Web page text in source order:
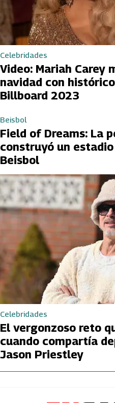
Celebridades
Video: Mariah Carey
navidad con
Billboard 2023
Beisbol
Field of Dreams: La
construyó un
Beisbol
Celebridades
El vergonzoso reto
cuando compartía
Jason Priestley